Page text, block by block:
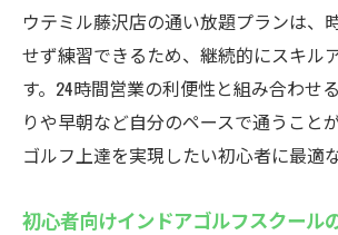
ウテミル藤沢店の通い放題プランは、
せず練習できるため、継続的にスキル
す。24時間営業の利便性と組み合わせ
りや早朝など自分のペースで通うこと
ゴルフ上達を実現したい初心者に最適
初心者向けインドアゴルフスクール